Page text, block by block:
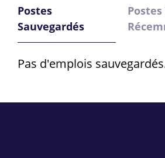
Postes
Sauvegardés
Postes
Pas d'emplois